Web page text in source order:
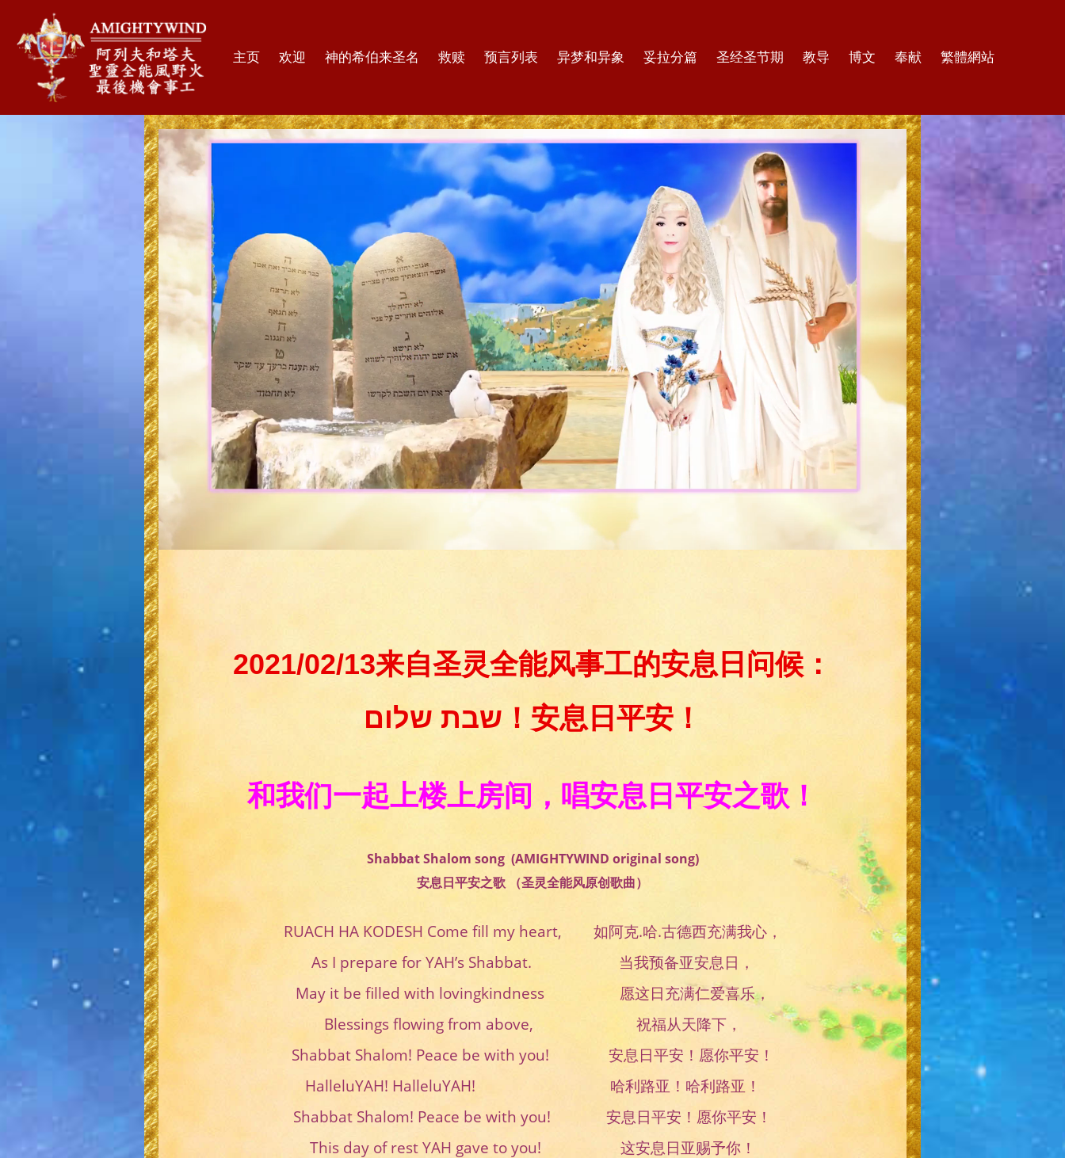
主页 欢迎 神的希伯来圣名 救赎 预言列表 异梦和异象 妥拉分篇 圣经圣节期 教导 博文 奉献 繁體網站
2021/02/13来自圣灵全能风事工的安息日问候：
שבת שלום！安息日平安！
和我们一起上楼上房间，唱安息日平安之歌！
Shabbat Shalom song (AMIGHTYWIND original song)
安息日平安之歌 （圣灵全能风原创歌曲）
RUACH HA KODESH Come fill my heart, 如阿克.哈.古德西充满我心，
As I prepare for YAH’s Shabbat. 当我预备亚安息日，
May it be filled with lovingkindness 愿这日充满仁爱喜乐，
Blessings flowing from above, 祝福从天降下，
Shabbat Shalom! Peace be with you! 安息日平安！愿你平安！
HalleluYAH! HalleluYAH! 哈利路亚！哈利路亚！
Shabbat Shalom! Peace be with you! 安息日平安！愿你平安！
This day of rest YAH gave to you! 这安息日亚赐予你！